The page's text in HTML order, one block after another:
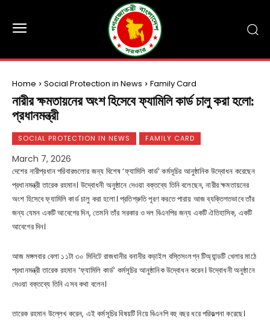
Home Social Protection in News Family Card
নারীর ক্ষমতায়নের অংশ হিসেবে ফ্যামিলি কার্ড চালু করা হলো:
প্রধানমন্ত্রী
SOCIAL PROTECTION IN NEWS FAMILY CARD
March 7, 2026
দেশের নারীপ্রধান পরিবারগুলোর জন্য বিশেষ ‘ফ্যামিলি কার্ড’ কর্মসূচির আনুষ্ঠানিক উদ্বোধন করেছেন
প্রধানমন্ত্রী তারেক রহমান। উদ্বোধনী অনুষ্ঠানে দেওয়া বক্তব্যে তিনি বলেছেন, নারীর ক্ষমতায়নের
অংশ হিসেবে ফ্যামিলি কার্ড চালু করা হলো। প্রতিশ্রুতি পূরণ করতে পারায় আজ ব্যক্তিগতভাবে তাঁর
জন্য যেমন একটি আবেগের দিন, তেমনি তাঁর সরকার ও দল বিএনপির জন্য একটি ঐতিহাসিক, একটি
আবেগের দিন।
আজ মঙ্গলবার বেলা ১১টা ৩০ মিনিটে রাজধানীর বনানীর কড়াইল বস্তিসংলগ্ন টিঅ্যান্ডটি খেলার মাঠে
প্রধানমন্ত্রী তারেক রহমান ‘ফ্যামিলি কার্ড’ কর্মসূচির আনুষ্ঠানিক উদ্বোধন করেন। উদ্বোধনী অনুষ্ঠানে
দেওয়া বক্তব্যে তিনি এসব কথা বলেন।
তারেক রহমান উল্লেখ করেন, এই কর্মসূচির বিষয়টি নিয়ে বিএনপি বহু বছর ধরে পরিকল্পনা করেছে।